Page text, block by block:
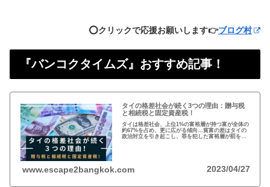
⭕️クリックで応援お願いします👉ブログ村
『バンコクタイムズ』おすすめ記事！
タイの格差社会が続く3つの理由：贈与税
と相続税と固定資産税！
タイは格差社会、上位1%の富裕層が持つ富が全体の
約67%を占め、更に広がる傾向…貧富の差はタイの
政治対立を引き起こし、罪を犯した富裕層が罰を免
www.escape2bangkok.com 2023/04/27